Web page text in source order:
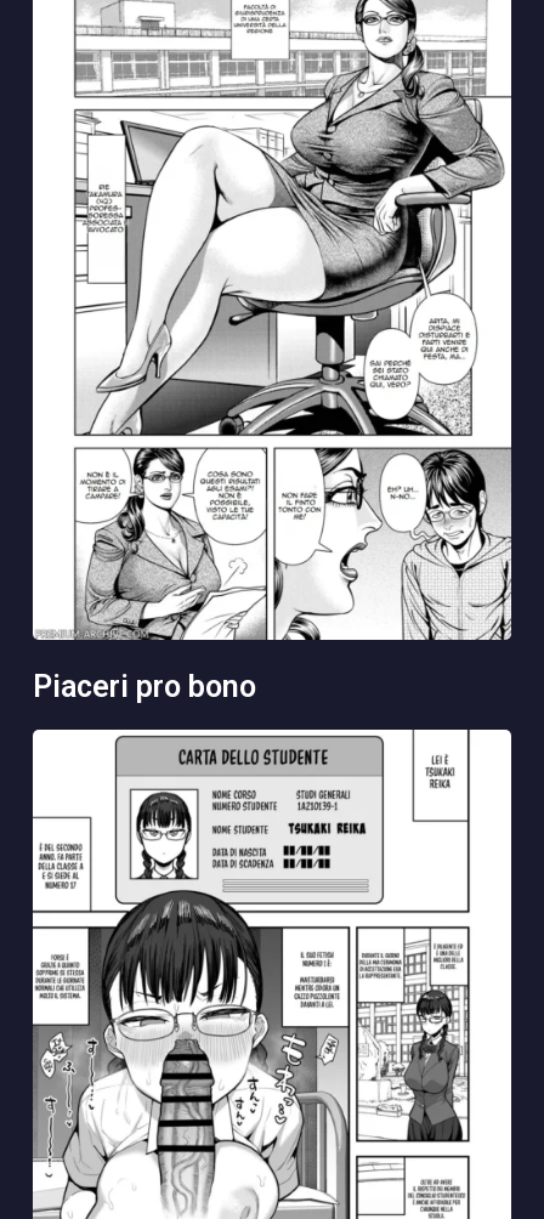
piaceri pro bono